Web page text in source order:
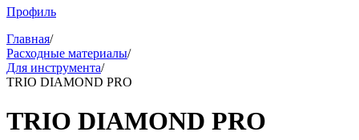
Профиль
Главная/
Расходные материалы/
Для инструмента/
TRIO DIAMOND PRO
TRIO DIAMOND PRO